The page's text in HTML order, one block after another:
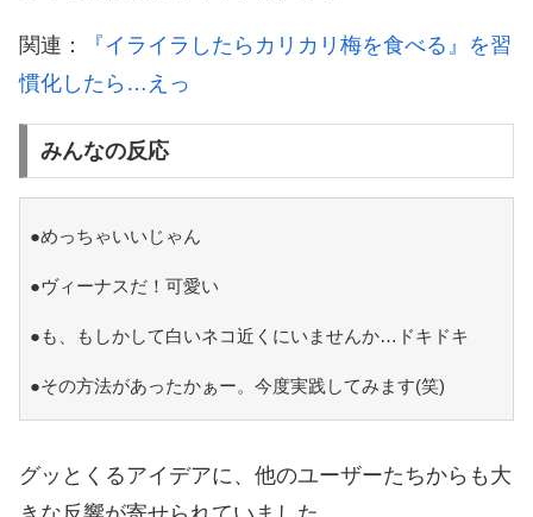
関連：
『イライラしたらカリカリ梅を食べる』を習
慣化したら…えっ
みんなの反応
●めっちゃいいじゃん
●ヴィーナスだ！可愛い
●も、もしかして白いネコ近くにいませんか…ドキドキ
●その方法があったかぁー。今度実践してみます(笑)
グッとくるアイデアに、他のユーザーたちからも大